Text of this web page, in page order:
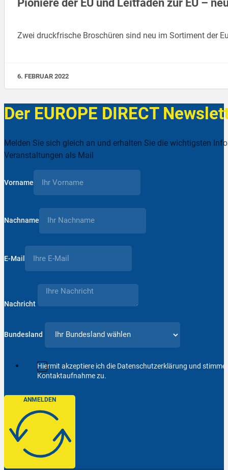
Pioniere der EU und Leitfaden zur EU –
Zwei druckfrische Broschüren sind neu im Sortiment der
6. FEBRUAR 2022
Der EUROPE DIRECT
Melden Sie sich gleich an und erhalten Sie die wichtigsten
Veranstaltungen als Mail
Vorname
Nachname
E-Mail
Nachricht
Bundesland
Hiermit akzeptiere ich die Datenschutzerklärung und
Kontaktaufnahme zu.
ANMELDEN